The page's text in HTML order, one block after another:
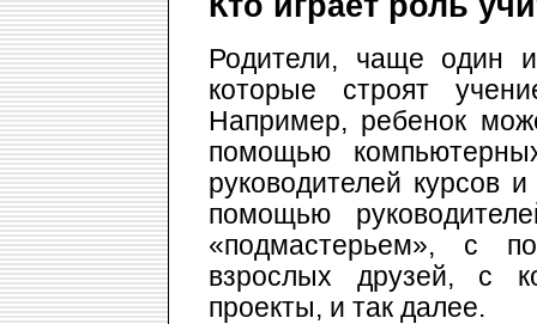
Родители, чаще один
которые строят
Например, ребенок
помощью
руководителей курсов
помощью
«подмастерьем», с
взрослых друзей, с
проекты, и так далее.